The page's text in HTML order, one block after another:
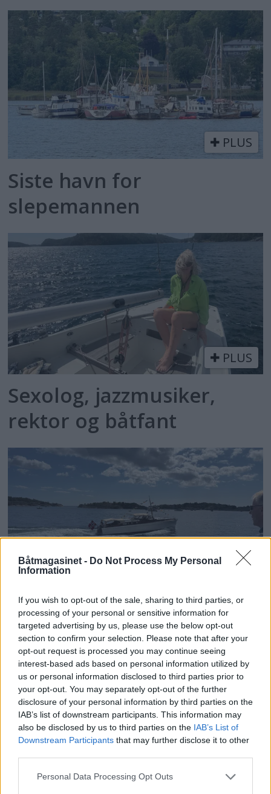
Båtmagasinet - Do Not Process My Personal
Information
If you wish to opt-out of the sale, sharing to third parties, or
processing of your personal or sensitive information for
targeted advertising by us, please use the below opt-out
section to confirm your selection. Please note that after your
opt-out request is processed you may continue seeing
interest-based ads based on personal information utilized by
us or personal information disclosed to third parties prior to
your opt-out. You may separately opt-out of the further
disclosure of your personal information by third parties on the
IAB’s list of downstream participants. This information may
also be disclosed by us to third parties on the IAB’s List of
Downstream Participants that may further disclose it to other
Personal Data Processing Opt Outs
PLUS
Siste havn for
slepemannen
PLUS
Sexolog, jazzmusiker,
rektor og båtfant
Motorbåtdefilering i Risør
PLUS